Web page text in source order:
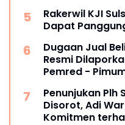
Rakerwil KJI
Dapat
Dugaan Jual
Resmi
Pemred -
Penunjukan Plh
Disorot, Adi
Komitmen